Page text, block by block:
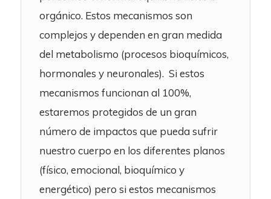
orgánico. Estos mecanismos son
complejos y dependen en gran medida
del metabolismo (procesos bioquímicos,
hormonales y neuronales). Si estos
mecanismos funcionan al 100%,
estaremos protegidos de un gran
número de impactos que pueda sufrir
nuestro cuerpo en los diferentes planos
(físico, emocional, bioquímico y
energético) pero si estos mecanismos